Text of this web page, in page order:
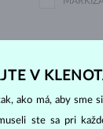
TAHITSKÁ
V
ako má, aby sme
ste sa pri